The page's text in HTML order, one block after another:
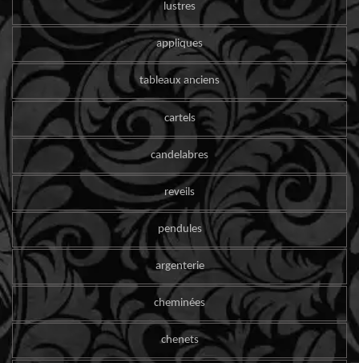
lustres
appliques
tableaux anciens
cartels
candelabres
reveils
pendules
argenterie
cheminées
chenets